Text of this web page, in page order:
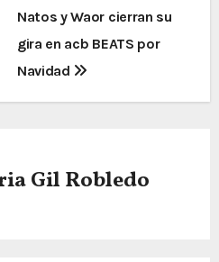
Natos y Waor cierran su
gira en acb BEATS por
Navidad
Gil Robledo